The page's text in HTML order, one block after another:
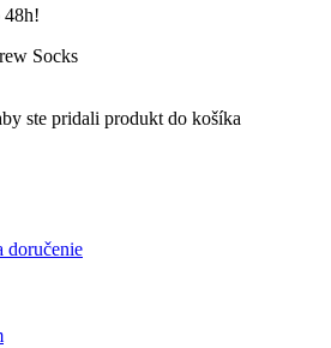
48h!
Socks
ste pridali produkt do košíka
doručenie